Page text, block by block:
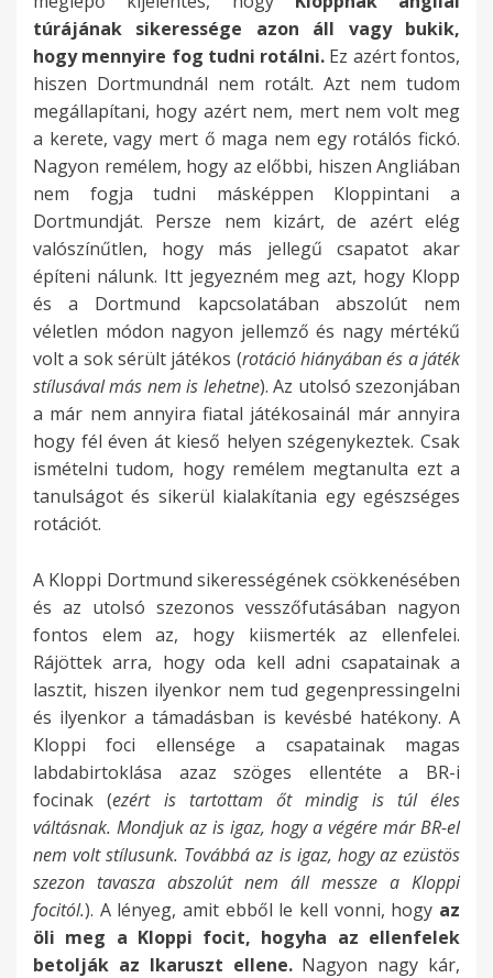
túrájának sikeressége azon áll vagy bukik,
hogy mennyire fog tudni rotálni. Ez azért fontos,
hiszen Dortmundnál nem rotált. Azt nem tudom
megállapítani, hogy azért nem, mert nem volt meg
a kerete, vagy mert ő maga nem egy rotálós fickó.
Nagyon remélem, hogy az előbbi, hiszen Angliában
nem fogja tudni másképpen Kloppintani a
Dortmundját. Persze nem kizárt, de azért elég
valószínűtlen, hogy más jellegű csapatot akar
építeni nálunk. Itt jegyezném meg azt, hogy Klopp
és a Dortmund kapcsolatában abszolút nem
véletlen módon nagyon jellemző és nagy mértékű
volt a sok sérült játékos (rotáció hiányában és a játék
stílusával más nem is lehetne). Az utolsó szezonjában
a már nem annyira fiatal játékosainál már annyira
hogy fél éven át kieső helyen szégenykeztek. Csak
ismételni tudom, hogy remélem megtanulta ezt a
tanulságot és sikerül kialakítania egy egészséges
rotációt.
A Kloppi Dortmund sikerességének csökkenésében
és az utolsó szezonos vesszőfutásában nagyon
fontos elem az, hogy kiismerték az ellenfelei.
Rájöttek arra, hogy oda kell adni csapatainak a
lasztit, hiszen ilyenkor nem tud gegenpressingelni
és ilyenkor a támadásban is kevésbé hatékony. A
Kloppi foci ellensége a csapatainak magas
labdabirtoklása azaz szöges ellentéte a BR-i
focinak (ezért is tartottam őt mindig is túl éles
váltásnak. Mondjuk az is igaz, hogy a végére már BR-el
nem volt stílusunk. Továbbá az is igaz, hogy az ezüstös
szezon tavasza abszolút nem áll messze a Kloppi
focitól.). A lényeg, amit ebből le kell vonni, hogy az
öli meg a Kloppi focit, hogyha az ellenfelek
betolják az Ikaruszt ellene.Nagyon nagy kár,